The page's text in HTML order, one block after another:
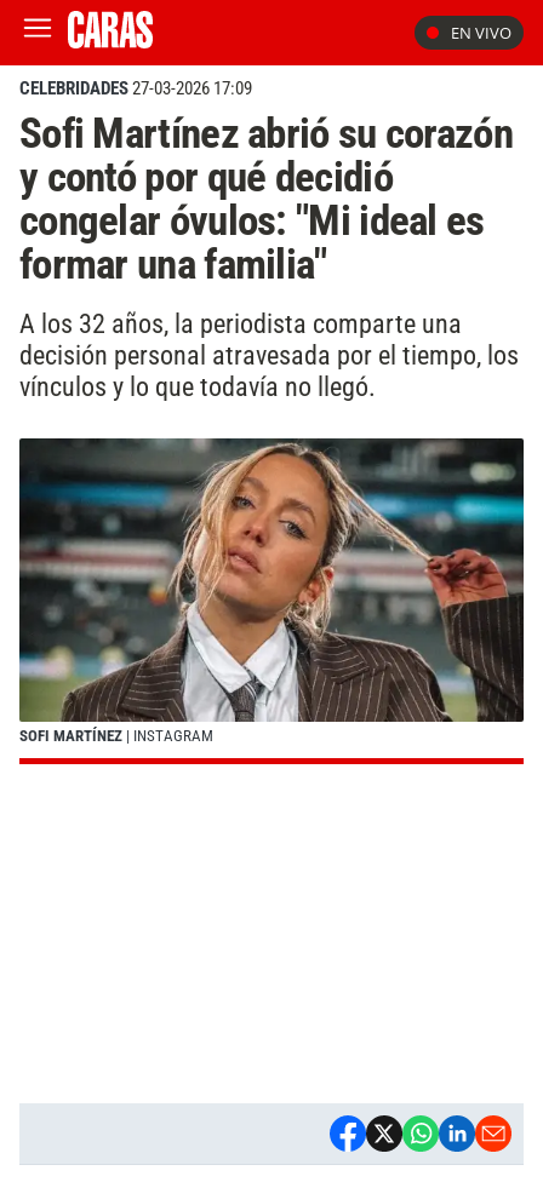
EN VIVO
CELEBRIDADES27-03-2026 17:09
Sofi Martínez abrió su corazón
y contó por qué decidió
congelar óvulos: "Mi ideal es
formar una familia"
A los 32 años, la periodista comparte una
decisión personal atravesada por el tiempo, los
vínculos y lo que todavía no llegó.
SOFI MARTÍNEZ | INSTAGRAM